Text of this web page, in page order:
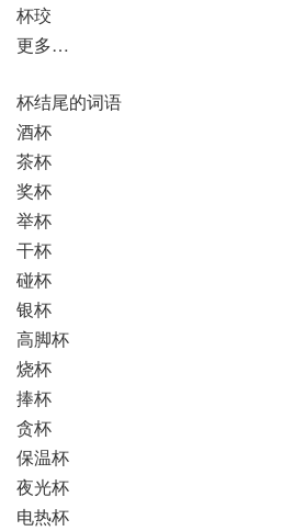
杯珓
更多…
杯结尾的词语
酒杯
茶杯
奖杯
举杯
干杯
碰杯
银杯
高脚杯
烧杯
捧杯
贪杯
保温杯
夜光杯
电热杯